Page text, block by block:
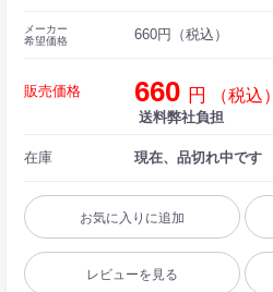
メーカー
希望価格
660円（税込）
販売価格 660 円 （税込）
送料弊社負担
在庫 現在、品切れ中です
お気に入りに追加
レビューを見る